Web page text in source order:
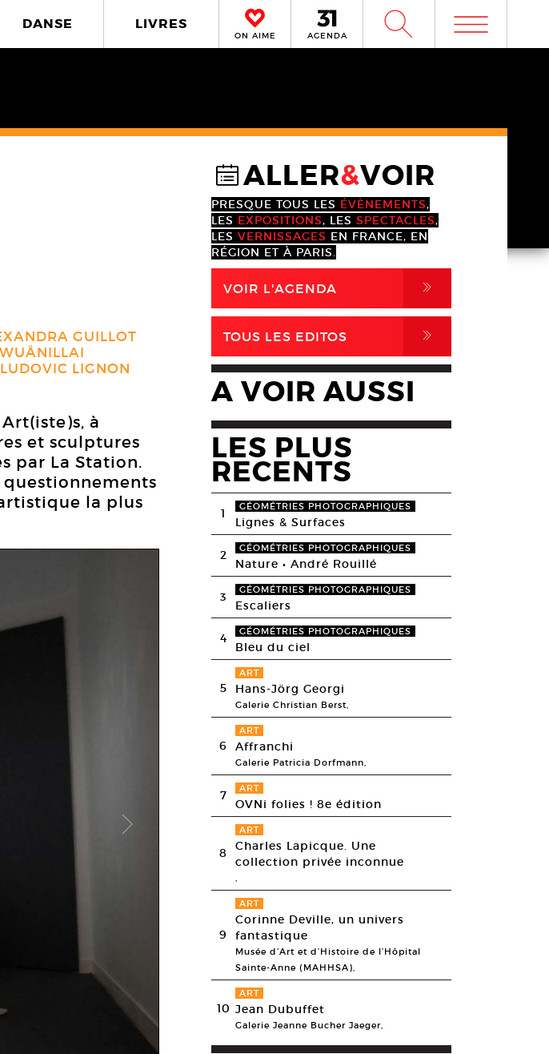
DANSE LIVRES
ON AIME AGENDA W m
GUILLOT
LUDOVIC LIGNON
à
et sculptures
par La Station.
la plus
@ALLER&VOIR
PRESQUE TOUS LES ÉVÈNEMENTS,
LES EXPOSITIONS, LES SPECTACLES,
LES VERNISSAGES EN FRANCE, EN
RÉGION ET À PARIS.
VOIR L'AGENDA ,
TOUS LES EDITOS ,
A VOIR AUSSI
LES PLUS
RECENTS
1 GÉOMÉTRIES PHOTOGRAPHIQUES
Lignes & Surfaces
2 GÉOMÉTRIES PHOTOGRAPHIQUES
Nature • André Rouillé
3 GÉOMÉTRIES PHOTOGRAPHIQUES
Escaliers
4 GÉOMÉTRIES PHOTOGRAPHIQUES
Bleu du ciel
5
ART
Hans-Jörg Georgi
Galerie Christian Berst,
6
ART
Affranchi
Galerie Patricia Dorfmann,
7 ART
OVNi folies ! 8e édition
8
ART
Charles Lapicque. Une
collection privée inconnue
,
9
ART
Corinne Deville, un univers
fantastique
Musée d’Art et d’Histoire de l’Hôpital
Sainte-Anne (MAHHSA),
10
ART
Jean Dubuffet
Galerie Jeanne Bucher Jaeger,